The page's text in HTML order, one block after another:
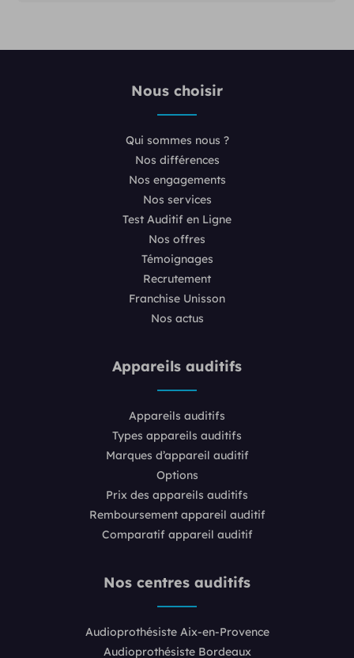
Nous choisir
Qui sommes nous ?
Nos différences
Nos engagements
Nos services
Test Auditif en Ligne
Nos offres
Témoignages
Recrutement
Franchise Unisson
Nos actus
Appareils auditifs
Appareils auditifs
Types appareils auditifs
Marques d’appareil auditif
Options
Prix des appareils auditifs
Remboursement appareil auditif
Comparatif appareil auditif
Nos centres auditifs
Audioprothésiste Aix-en-Provence
Audioprothésiste Bordeaux